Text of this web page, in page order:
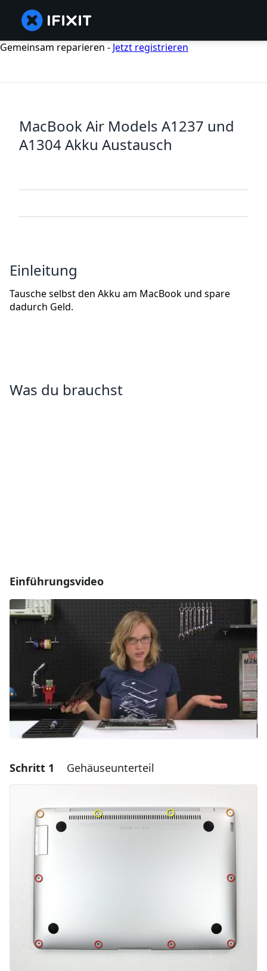
Gemeinsam reparieren - Jetzt registrieren
MacBook Air Models A1237 und
A1304 Akku Austausch
Einleitung
Tausche selbst den Akku am MacBook und spare
dadurch Geld.
Was du brauchst
Einführungsvideo
Schritt 1 Gehäuseunterteil